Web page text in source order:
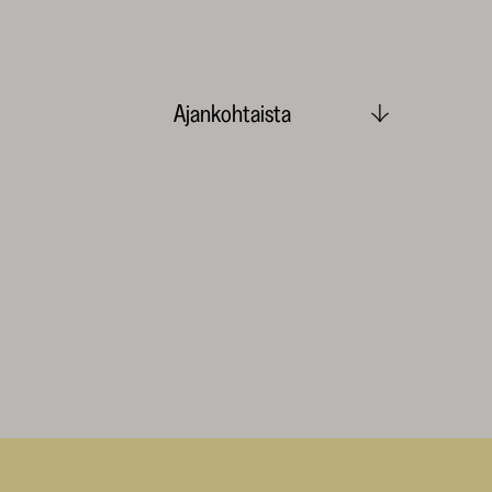
Ajankohtaista